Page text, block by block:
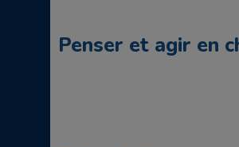
Penser et agir en